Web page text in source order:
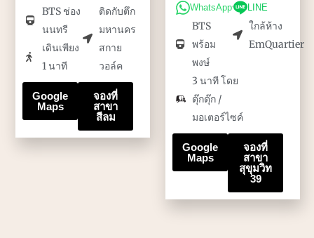
BTS ช่อง
นนทรี
เดินเพียง
1 นาที
ติดกับตึก
มหานคร
สกาย
วอล์ค
Google
Maps
จองที่
สาขา
สีลม
WhatsApp· LINE
BTS
พร้อม
พงษ์
3 นาที โดย
ตุ๊กตุ๊ก /
มอเตอร์ไซค์
ใกล้ห้าง
EmQuartier
Google
Maps
จองที่
สาขา
สุขุมวิท
39